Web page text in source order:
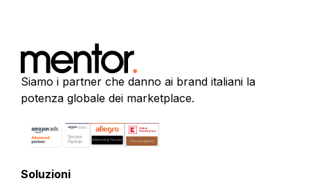
Siamo i partner che danno ai brand italiani la
potenza globale dei marketplace.
Soluzioni